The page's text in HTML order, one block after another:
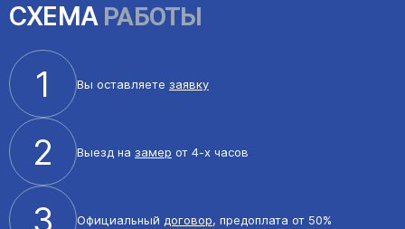
СХЕМАРАБОТЫ
1 Вы оставляете заявку
2 Выезд на замер от 4-х часов
3 Официальный договор, предоплата от 50%